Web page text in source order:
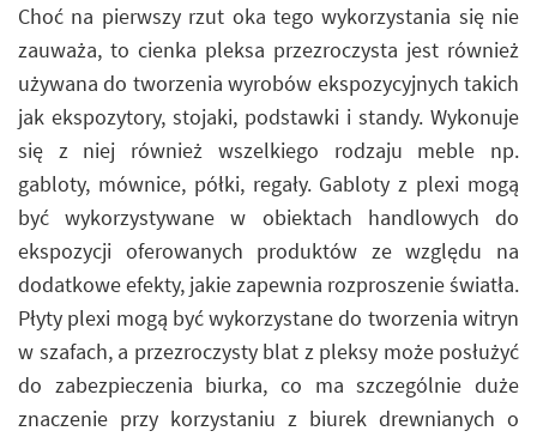
Choć na pierwszy rzut oka tego wykorzystania się nie
zauważa, to cienka pleksa przezroczysta jest również
używana do tworzenia wyrobów ekspozycyjnych takich
jak ekspozytory, stojaki, podstawki i standy. Wykonuje
się z niej również wszelkiego rodzaju meble np.
gabloty, mównice, półki, regały. Gabloty z plexi mogą
być wykorzystywane w obiektach handlowych do
ekspozycji oferowanych produktów ze względu na
dodatkowe efekty, jakie zapewnia rozproszenie światła.
Płyty plexi mogą być wykorzystane do tworzenia witryn
w szafach, a przezroczysty blat z pleksy może posłużyć
do zabezpieczenia biurka, co ma szczególnie duże
znaczenie przy korzystaniu z biurek drewnianych o